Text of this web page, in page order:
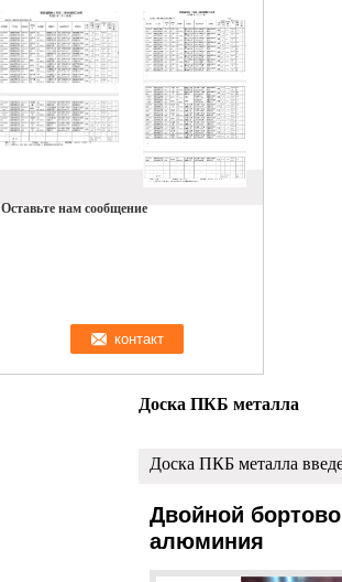
Оставьте нам сообщение
Доска ПКБ металла
Доска ПКБ металла
Двойной
алюминия